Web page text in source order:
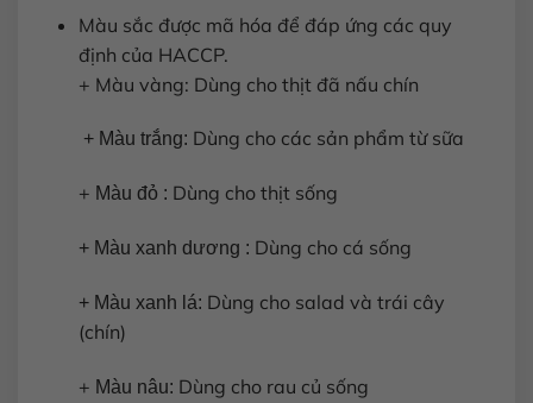
Màu sắc được mã hóa để đáp ứng các quy
định của HACCP.
+ Màu vàng: Dùng cho thịt đã nấu chín
+ Màu trắng: Dùng cho các sản phẩm từ sữa
+ Màu đỏ : Dùng cho thịt sống
+ Màu xanh dương : Dùng cho cá sống
+ Màu xanh lá: Dùng cho salad và trái cây
(chín)
+ Màu nâu: Dùng cho rau củ sống